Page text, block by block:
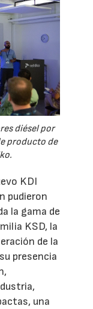
diésel por
producto de
KDI
pudieron
la gama de
KSD, la
de la
presencia
una